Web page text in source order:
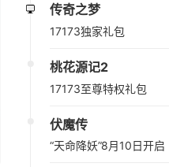
传奇之梦
17173独家礼包
桃花源记2
17173至尊特权礼包
伏魔传
“天命降妖”8月10日开启